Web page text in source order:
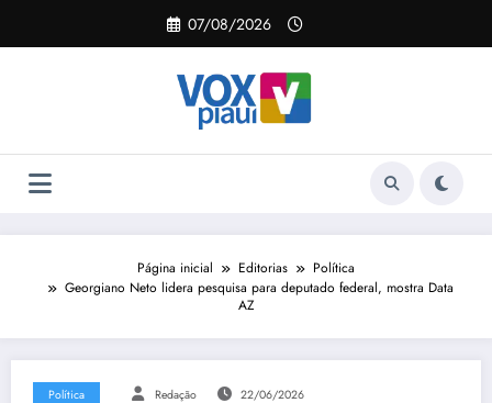
o
07/08/2026
Página inicial Editorias
Política
Georgiano Neto lidera pesquisa para deputado federal, mostra Data
AZ
Política Redação 22/06/2026